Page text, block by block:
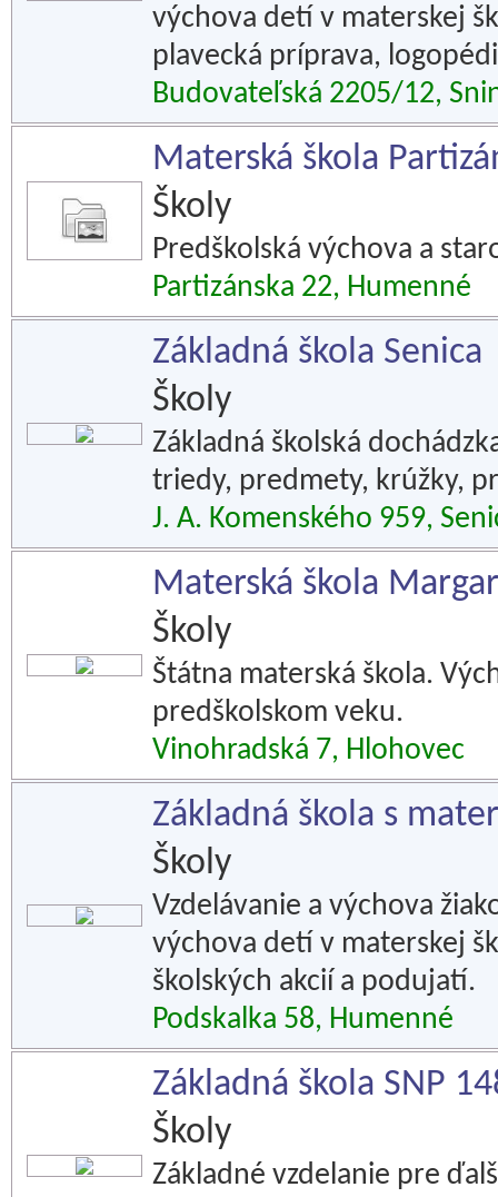
výchova detí v materskej
plavecká príprava,
Budovateľská 2205/12,
Materská škola
Školy
Predškolská výchova a
Partizánska 22, Humenné
Základná škola Senica
Školy
Základná školská
triedy, predmety, krúžky,
J. A. Komenského 959,
Materská škola
Školy
Štátna materská škola.
predškolskom veku.
Vinohradská 7, Hlohovec
Základná škola s
Školy
Vzdelávanie a výchova
výchova detí v materskej
školských akcií a podujatí.
Podskalka 58, Humenné
Základná škola SNP
Školy
Základné vzdelanie pre